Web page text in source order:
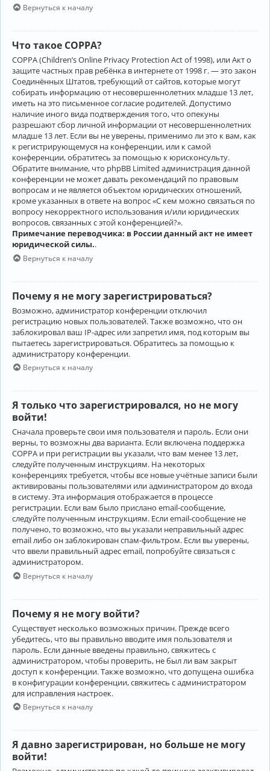
Вернуться к началу
Что такое COPPA?
COPPA (Children’s Online Privacy Protection Act of 1998), или Акт о
защите частных прав ребёнка в интернете от 1998 г. — это закон
Соединённых Штатов, требующий от сайтов, которые могут
собирать информацию от несовершеннолетних младше 13 лет,
иметь на это письменное согласие родителей. Допустимо
наличие иного вида подтверждения того, что опекуны
разрешают сбор личной информации от несовершеннолетних
младше 13 лет. Если вы не уверены, применимо ли это к вам, как
к регистрирующемуся на конференции, или к самой
конференции, обратитесь за помощью к юрисконсульту.
Обратите внимание, что phpBB Limited администрация данной
конференции не может давать рекомендаций по правовым
вопросам и не является объектом юридических отношений,
кроме указанных в ответе на вопрос «С кем можно связаться по
вопросу некорректного использования и/или юридических
вопросов, связанных с этой конференцией?».
Примечание переводчика: в России данный акт не имеет
юридической силы..
Вернуться к началу
Почему я не могу зарегистрироваться?
Возможно, администратор конференции отключил
регистрацию новых пользователей. Также возможно, что он
заблокировал ваш IP-адрес или запретил имя, под которым вы
пытаетесь зарегистрироваться. Обратитесь за помощью к
администратору конференции.
Вернуться к началу
Я только что зарегистрировался, но не могу
войти!
Сначала проверьте свои имя пользователя и пароль. Если они
верны, то возможны два варианта. Если включена поддержка
COPPA и при регистрации вы указали, что вам менее 13 лет,
следуйте полученным инструкциям. На некоторых
конференциях требуется, чтобы все новые учётные записи были
активированы пользователями или администратором до входа
в систему. Эта информация отображается в процессе
регистрации. Если вам было прислано email-сообщение,
следуйте полученным инструкциям. Если email-сообщение не
получено, то возможно, что вы указали неправильный адрес
email либо он заблокирован спам-фильтром. Если вы уверены,
что ввели правильный адрес email, попробуйте связаться с
администратором.
Вернуться к началу
Почему я не могу войти?
Существует несколько возможных причин. Прежде всего
убедитесь, что вы правильно вводите имя пользователя и
пароль. Если данные введены правильно, свяжитесь с
администратором, чтобы проверить, не был ли вам закрыт
доступ к конференции. Также возможно, что допущена ошибка
в конфигурации конференции, свяжитесь с администратором
для исправления настроек.
Вернуться к началу
Я давно зарегистрирован, но больше не могу
войти!